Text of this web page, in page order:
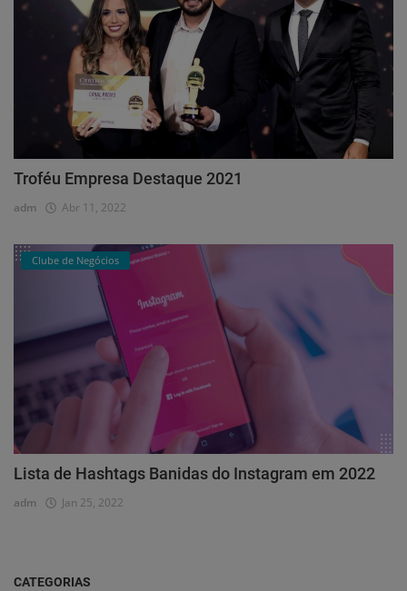
Troféu Empresa Destaque 2021
adm Abr 11, 2022
Clube de Negócios
Lista de Hashtags Banidas do Instagram em 2022
adm Jan 25, 2022
CATEGORIAS